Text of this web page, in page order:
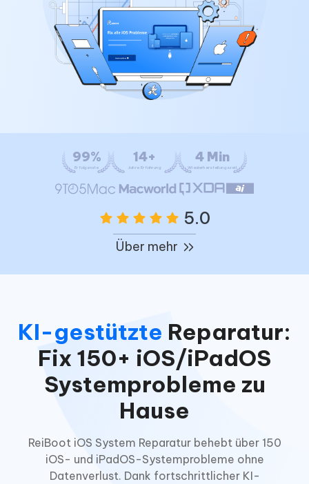
99%
Erfolgsrate
14+
Jahre Erfahrung
4 Min
Wiederherstellungszeit
5.0
Über mehr
KI-gestützte Reparatur:
Fix 150+ iOS/iPadOS
Systemprobleme zu
Hause
ReiBoot iOS System Reparatur behebt über 150
iOS- und iPadOS-Systemprobleme ohne
Datenverlust. Dank fortschrittlicher KI-